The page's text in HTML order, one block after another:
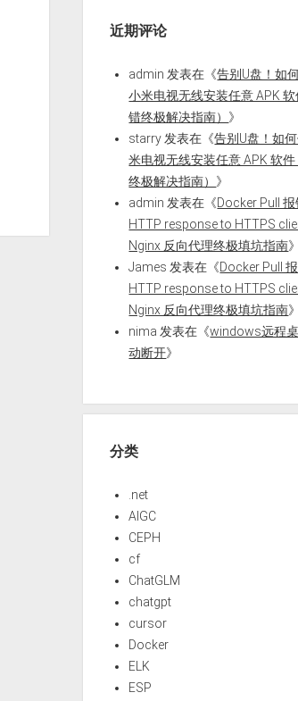
近期评论
admin 发表在《告别U盘！如
小米电视无线安装任意 APK 软
错终极解决指南） 》
starry 发表在《告别U盘！如
米电视无线安装任意 APK 软件
终极解决指南） 》
admin 发表在《Docker Pull
HTTP response to HTTPS
Nginx 反向代理终极填坑指南》
James 发表在《Docker Pull
HTTP response to HTTPS
Nginx 反向代理终极填坑指南》
nima 发表在《windows远程
动断开》
分类
.net
AIGC
CEPH
cf
ChatGLM
chatgpt
cursor
Docker
ELK
ESP